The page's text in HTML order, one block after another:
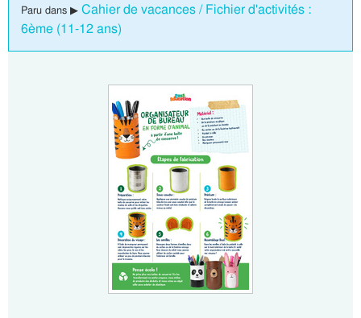
Paru dans ▶ Cahier de vacances / Fichier d'activités :
6ème (11-12 ans)